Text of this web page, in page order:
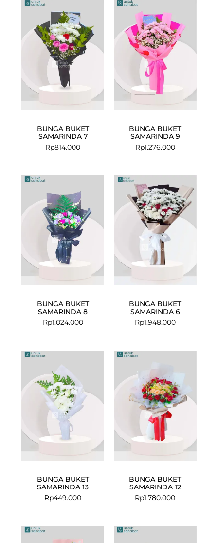
BUNGA BUKET
SAMARINDA 7
Rp814.000
BUNGA BUKET
SAMARINDA 9
Rp1.276.000
BUNGA BUKET
SAMARINDA 8
Rp1.024.000
BUNGA BUKET
SAMARINDA 6
Rp1.948.000
BUNGA BUKET
SAMARINDA 13
Rp449.000
BUNGA BUKET
SAMARINDA 12
Rp1.780.000